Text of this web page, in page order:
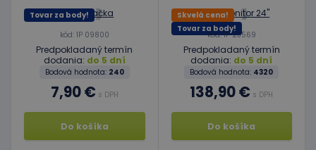
Tovar za body!
kód: 1P 09800
Predpokladaný termín
dodania: do 5 dní
Bodová hodnota: 240
7,90 € s DPH
Do košíka
Skvelá cena!
Tovar za body!
kód: 1P 23569
Predpokladaný termín
dodania: do 5 dní
Bodová hodnota: 4320
138,90 € s DPH
Do košíka